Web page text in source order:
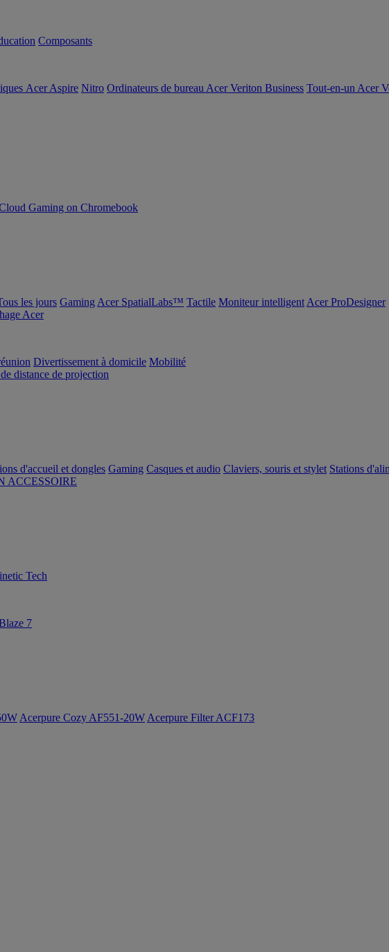
Composants
Acer Aspire Nitro Ordinateurs de bureau Acer Veriton Business Tout-en-un Acer
Gaming on Chromebook
les jours Gaming Acer SpatialLabs™ Tactile Moniteur intelligent Acer ProDesigner
Acer
Divertissement à domicile Mobilité
distance de projection
d'accueil et dongles Gaming Casques et audio Claviers, souris et stylet Stations
ACCESSOIRE
Tech
7
Acerpure Cozy AF551-20W Acerpure Filter ACF173